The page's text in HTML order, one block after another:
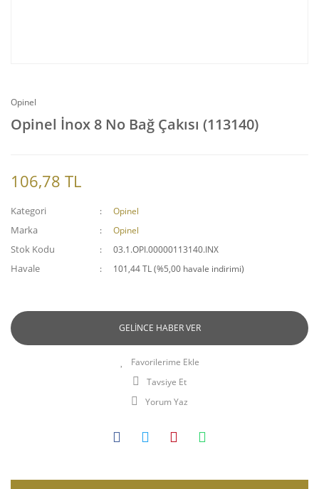
Opinel
Opinel İnox 8 No Bağ Çakısı (113140)
106,78 TL
Kategori Opinel
Marka Opinel
Stok Kodu 03.1.OPI.00000113140.INX
Havale 101,44 TL (%5,00 havale indirimi)
GELİNCE HABER VER
Tavsiye Et
Yorum Yaz